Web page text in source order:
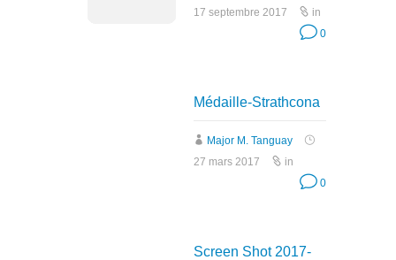
17 septembre 2017
in
0
Médaille-Strathcona
Major M. Tanguay
27 mars 2017
in
0
Screen Shot 2017-